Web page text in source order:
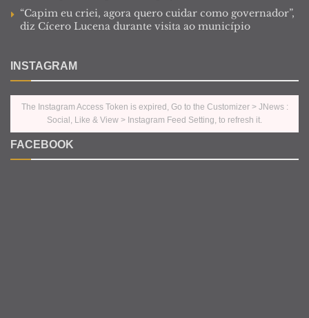
“Capim eu criei, agora quero cuidar como governador”,
diz Cícero Lucena durante visita ao município
INSTAGRAM
The Instagram Access Token is expired, Go to the Customizer > JNews :
Social, Like & View > Instagram Feed Setting, to refresh it.
FACEBOOK